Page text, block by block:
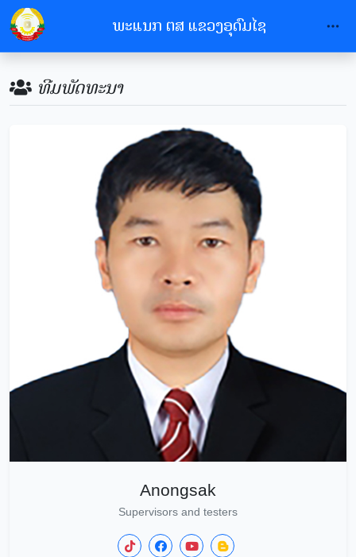
ພະແນກ ຕສ ແຂວງອຸດົມໄຊ
ທີມພັດທະນາ
Anongsak
Supervisors and testers